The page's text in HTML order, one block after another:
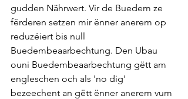
gudden Nährwert. Vir de Buedem ze
fërderen setzen mir ënner anerem op
reduzéiert bis null
Buedembeaarbechtung. Den Ubau
ouni Buedembeaarbechtung gëtt am
engleschen och als 'no dig'
bezeechent an gëtt ënner anerem vum